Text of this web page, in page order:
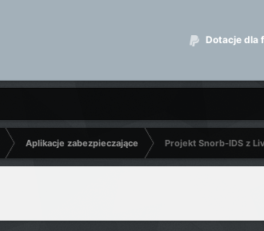
Dotacje dla
Aplikacje zabezpieczające Projekt Snorb-IDS z